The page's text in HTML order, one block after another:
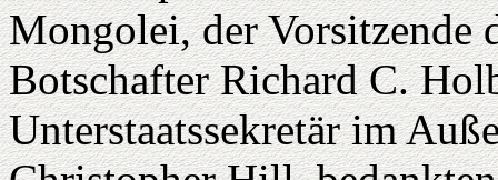
Mongolei, der Vorsitzende
Botschafter Richard C.
Unterstaatssekretär im